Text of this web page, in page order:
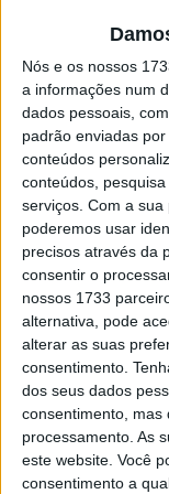
Nós e os nossos
a informações num
dados pessoais,
padrão enviadas
conteúdos
conteúdos,
serviços. Com a sua
poderemos usar
precisos através da
consentir o
nossos 1733
alternativa, pode
alterar as suas
consentimento.
dos seus dados
consentimento, mas
processamento. As
este website. Você
consentimento a
Sim, após
Kawasaki
e também na
algumas
com os seus 231
pistas (sem luzes
impressionantes
Air (e “apenas”